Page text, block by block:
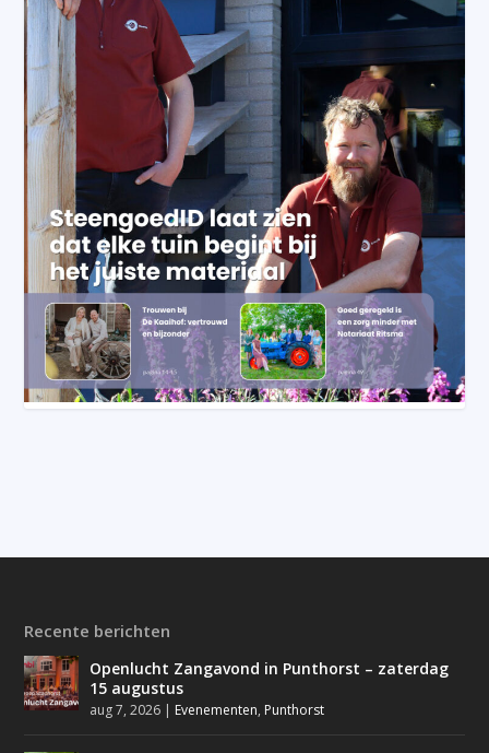
Recente berichten
Openlucht Zangavond in Punthorst – zaterdag
15 augustus
aug 7, 2026 | Evenementen, Punthorst